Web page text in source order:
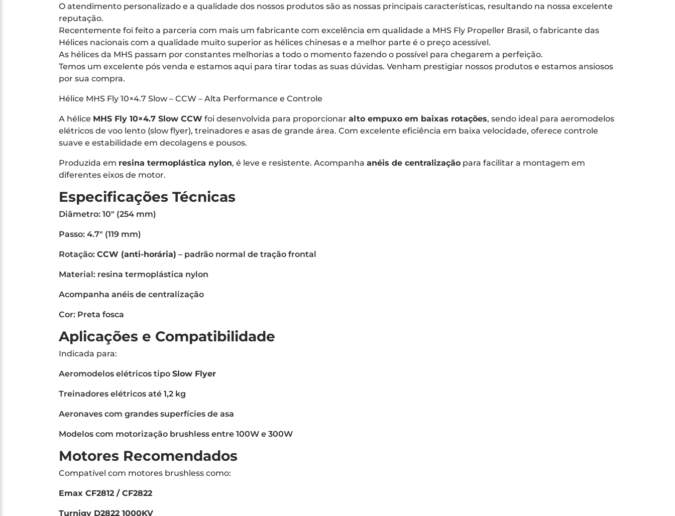
O atendimento personalizado e a qualidade dos nossos produtos são as nossas principais características, resultando na nossa excelente
reputação.
Recentemente foi feito a parceria com mais um fabricante com excelência em qualidade a MHS Fly Propeller Brasil, o fabricante das
Hélices nacionais com a qualidade muito superior as hélices chinesas e a melhor parte é o preço acessível.
As hélices da MHS passam por constantes melhorias a todo o momento fazendo o possível para chegarem a perfeição.
Temos um excelente pós venda e estamos aqui para tirar todas as suas dúvidas. Venham prestigiar nossos produtos e estamos ansiosos
por sua compra.
Hélice MHS Fly 10×4.7 Slow – CCW – Alta Performance e Controle
A hélice MHS Fly 10×4.7 Slow CCW foi desenvolvida para proporcionar alto empuxo em baixas rotações, sendo ideal para aeromodelos
elétricos de voo lento (slow flyer), treinadores e asas de grande área. Com excelente eficiência em baixa velocidade, oferece controle
suave e estabilidade em decolagens e pousos.
Produzida em resina termoplástica nylon, é leve e resistente. Acompanha anéis de centralização para facilitar a montagem em
diferentes eixos de motor.
Especificações Técnicas
Diâmetro: 10″ (254 mm)
Passo: 4.7″ (119 mm)
Rotação: CCW (anti-horária) – padrão normal de tração frontal
Material: resina termoplástica nylon
Acompanha anéis de centralização
Cor: Preta fosca
Aplicações e Compatibilidade
Indicada para:
Aeromodelos elétricos tipo Slow Flyer
Treinadores elétricos até 1,2 kg
Aeronaves com grandes superfícies de asa
Modelos com motorização brushless entre 100W e 300W
Motores Recomendados
Compatível com motores brushless como:
Emax CF2812 / CF2822
Turnigy D2822 1000KV